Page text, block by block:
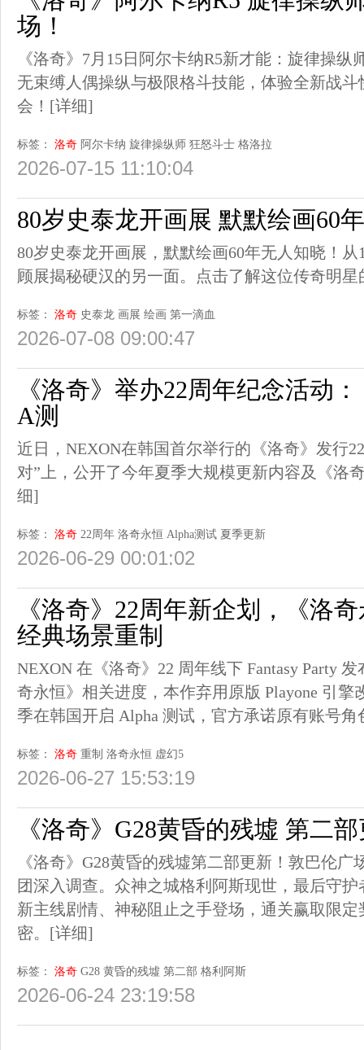
场！
《洛奇》7月15日阿尔卡纳R5新才能：旋律操
无束缚人偶操纵与极限格斗技能，体验全新战
会！ [详细]
标签： 洛奇 阿尔卡纳 旋律操纵师 狂怒斗士 格洛拉
2026-07-15 11:10:04
80岁史泰龙开画展 默默绘画60
80岁史泰龙开画展，默默绘画60年无人知晓！
顾展揭秘硬汉的另一面。点击了解这位传奇明星
标签： 洛奇 史泰龙 画展 绘画 第一滴血
2026-07-08 09:00:47
《洛奇》举办22周年纪念活动
A测
近日，NEXON在韩国首尔举行的《洛奇》发行
对”上，公开了今年夏季大规模更新内容及《洛
细]
标签： 洛奇 22周年 洛奇永恒 Alpha测试 夏季更新
2026-06-29 00:01:02
《洛奇》22周年新企划，《洛
经典场景重制
NEXON 在《洛奇》22 周年线下 Fantasy Party
奇永恒》相关进度，本作弃用原版 Playone 引擎
季在韩国开启 Alpha 测试，官方承诺原有账号
标签： 洛奇 重制 洛奇永恒 虚幻5
2026-06-27 15:53:19
《洛奇》G28黄昏的残墟 第二
《洛奇》G28黄昏的残墟第二部更新！敦巴伦
团深入调查。众神之城格利阿斯现世，最后守
新主线剧情、神秘阻止之手登场，通关赢取限
密。 [详细]
标签： 洛奇 G28 黄昏的残墟 第二部 格利阿斯
2026-06-24 23:19:58